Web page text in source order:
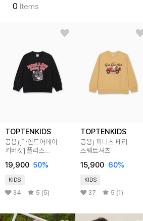
0 Items
TOPTENKIDS
공용)[마인드어데이
커버캣] 플리스
19,900 50%
KIDS
34 5 (5)
TOPTENKIDS
공용) 피너츠 테리
스웨트셔츠
15,900 60%
KIDS
37 5 (1)